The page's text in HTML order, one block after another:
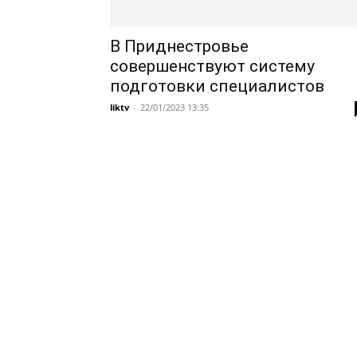
В Приднестровье
совершенствуют систему
подготовки специалистов
liktv - 22/01/2023 13:35